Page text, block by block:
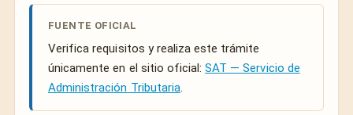
FUENTE OFICIAL
Verifica requisitos y realiza este trámite
únicamente en el sitio oficial:SAT — Servicio de
Administración Tributaria.